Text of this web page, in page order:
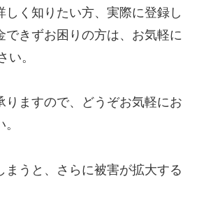
しく知りたい方、実際に登録し
できずお困りの方は、お気軽に
い。
りますので、どうぞお気軽にお
まうと、さらに被害が拡大する